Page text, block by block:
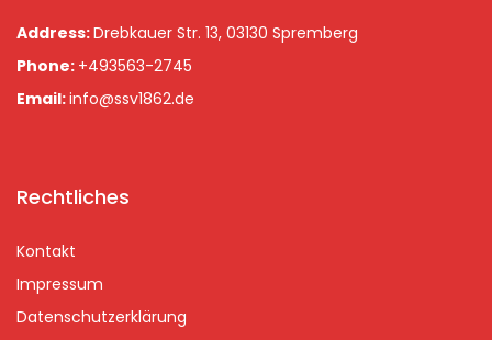
Address:Drebkauer Str. 13, 03130 Spremberg
Phone: +493563-2745
Email:info@ssv1862.de
Rechtliches
Kontakt
Impressum
Datenschutzerklärung